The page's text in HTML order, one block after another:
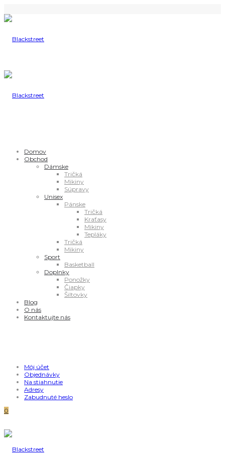
Domov
Obchod
Dámske
Tričká
Mikiny
Súpravy
Unisex
Pánske
Tričká
Kraťasy
Mikiny
Tepláky
Tričká
Mikiny
Sport
Basketball
Doplnky
Ponožky
Čiapky
Šiltovky
Blog
O nás
Kontaktujte nás
Môj účet
Objednávky
Na stiahnutie
Adresy
Zabudnuté heslo
0